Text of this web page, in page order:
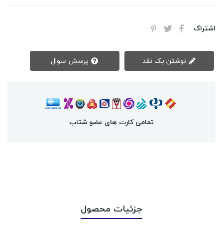
اشتراک
تمامی کارت های عضو شتاب
جزئیات محصول